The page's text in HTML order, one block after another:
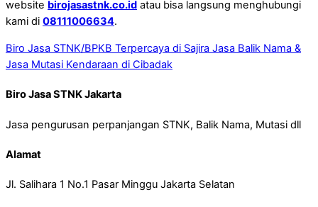
website birojasastnk.co.id atau bisa langsung menghubungi
kami di 08111006634.
Biro Jasa STNK/BPKB Terpercaya di Sajira Jasa Balik Nama &
Jasa Mutasi Kendaraan di Cibadak
Biro Jasa STNK Jakarta
Jasa pengurusan perpanjangan STNK, Balik Nama, Mutasi dll
Alamat
Jl. Salihara 1 No.1 Pasar Minggu Jakarta Selatan